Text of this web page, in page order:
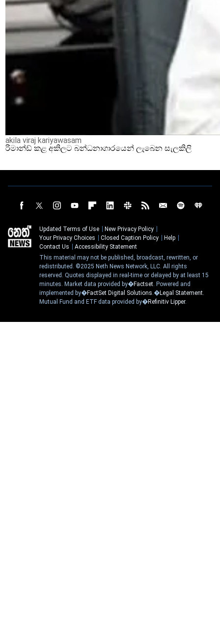
akila viraj kariyawasam
රිමාන්ඩ් කළ අකිලට බන්ධනාගාරයෙන් ලැබෙන සැලකිලි
Updated Terms of Use
New Privacy Policy
Your Privacy Choices
Closed Caption Policy
Help
Contact Us
Accessibility Statement
This material may not be published, broadcast, rewritten, or
redistributed. ©2025 Neth News Network, LLC. All rights
reserved. Quotes displayed in real-time or delayed by at least 15
minutes. Market data provided by�Factset. Powered and
implemented by�FactSet Digital Solutions.�Legal Statement.
Mutual Fund and ETF data provided by�Refinitiv Lipper.